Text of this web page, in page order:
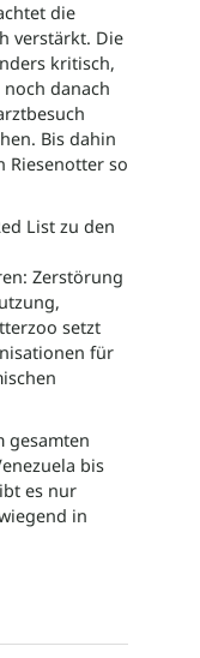
die
verstärkt. Die
kritisch,
danach
Bis dahin
Riesenotter so
List zu den
Zerstörung
setzt
für
gesamten
bis
es nur
in